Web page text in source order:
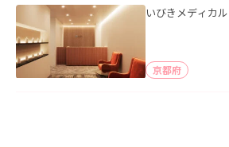
いびきメディカ
京都府